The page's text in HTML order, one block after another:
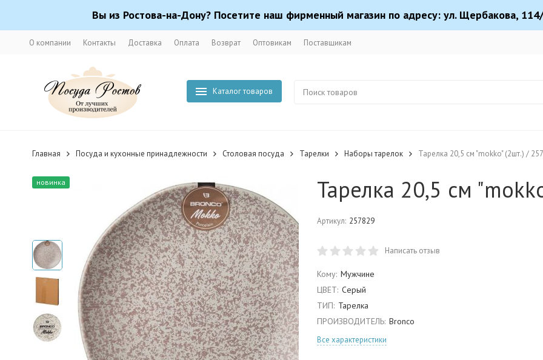
Вы из Ростова-на-Дону? Посетите наш фирменный магазин по адресу: ул. Щербакова,
О компании Контакты Доставка Оплата Возврат Оптовикам Поставщикам
Каталог товаров
Главная Посуда и кухонные принадлежности Столовая посуда Тарелки Наборы тарелок Тарелка 20,5 см "mokko" (2шт.) /
новинка Тарелка 20,5 см
Артикул: 257829
Написать отзыв
Кому: Мужчине
ЦВЕТ: Серый
ТИП: Тарелка
ПРОИЗВОДИТЕЛЬ: Bronco
Все характеристики